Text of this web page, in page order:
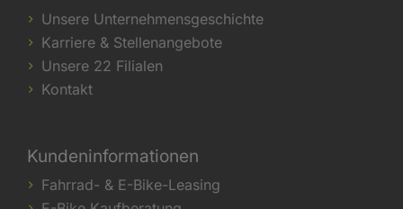
Unsere Unternehmensgeschichte
Karriere & Stellenangebote
Unsere 22 Filialen
Kontakt
Kundeninformationen
Fahrrad- & E-Bike-Leasing